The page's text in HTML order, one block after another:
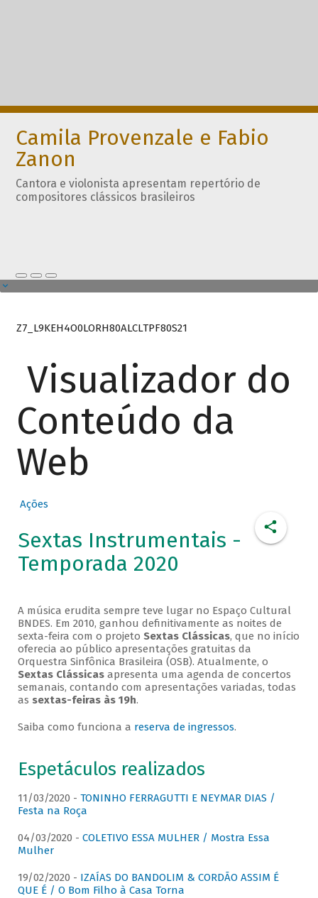
Camila Provenzale e Fabio
Zanon
Cantora e violonista apresentam repertório de
compositores clássicos brasileiros
Z7_L9KEH4O0LORH80ALCLTPF80S21
Visualizador do
Conteúdo da
Web
Ações
Sextas Instrumentais -
Temporada 2020
A música erudita sempre teve lugar no Espaço Cultural
BNDES. Em 2010, ganhou definitivamente as noites de
sexta-feira com o projeto Sextas Clássicas, que no início
oferecia ao público apresentações gratuitas da
Orquestra Sinfônica Brasileira (OSB). Atualmente, o
Sextas Clássicasapresenta uma agenda de concertos
semanais, contando com apresentações variadas, todas
as sextas-feiras às 19h.
Saiba como funciona a reserva de ingressos.
Espetáculos realizados
11/03/2020 - TONINHO FERRAGUTTI E NEYMAR DIAS /
Festa na Roça
04/03/2020 - COLETIVO ESSA MULHER / Mostra Essa
Mulher
19/02/2020 - IZAÍAS DO BANDOLIM & CORDÃO ASSIM É
QUE É / O Bom Filho à Casa Torna